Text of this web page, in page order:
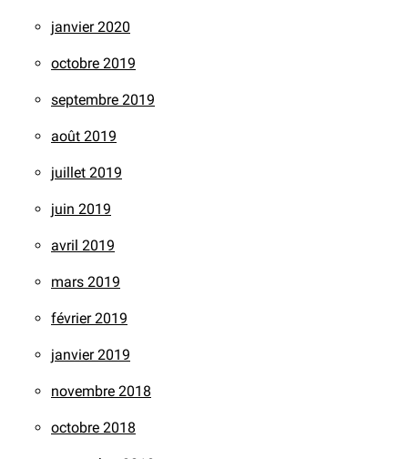
janvier 2020
octobre 2019
septembre 2019
août 2019
juillet 2019
juin 2019
avril 2019
mars 2019
février 2019
janvier 2019
novembre 2018
octobre 2018